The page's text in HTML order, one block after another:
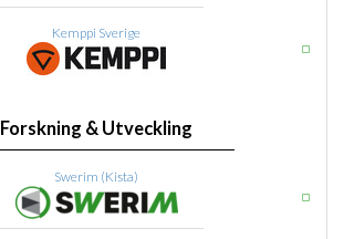
Kemppi Sverige
Forskning & Utveckling
Swerim (Kista)